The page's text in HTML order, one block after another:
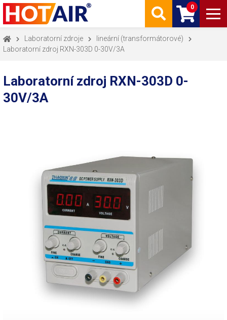
0
Laboratorní zdroje
lineární (transformátorové)
Laboratorní zdroj RXN-303D 0-30V/3A
Laboratorní zdroj RXN-303D 0-
30V/3A